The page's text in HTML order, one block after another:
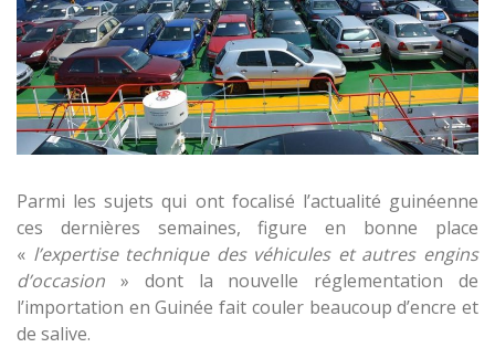
Parmi les sujets qui ont focalisé l’actualité guinéenne
ces dernières semaines, figure en bonne place
« l’expertise technique des véhicules et autres engins
d’occasion » dont la nouvelle réglementation de
l’importation en Guinée fait couler beaucoup d’encre et
de salive.